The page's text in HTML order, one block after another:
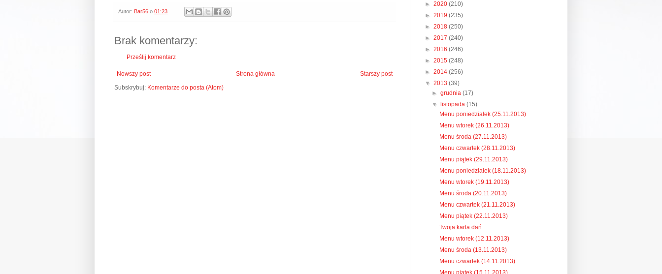
Autor: Bar56 o 01:23
Brak komentarzy:
Prześlij komentarz
Nowszy post Starszy post
Strona główna
Subskrybuj: Komentarze do posta (Atom)
► 2020 (210)
► 2019 (235)
► 2018 (250)
► 2017 (240)
► 2016 (246)
► 2015 (248)
► 2014 (256)
▼ 2013 (39)
►grudnia(17)
▼
listopada(15)
Menu poniedziałek (25.11.2013)
Menu wtorek (26.11.2013)
Menu środa (27.11.2013)
Menu czwartek (28.11.2013)
Menu piątek (29.11.2013)
Menu poniedziałek (18.11.2013)
Menu wtorek (19.11.2013)
Menu środa (20.11.2013)
Menu czwartek (21.11.2013)
Menu piątek (22.11.2013)
Twoja karta dań
Menu wtorek (12.11.2013)
Menu środa (13.11.2013)
Menu czwartek (14.11.2013)
Menu piątek (15.11.2013)